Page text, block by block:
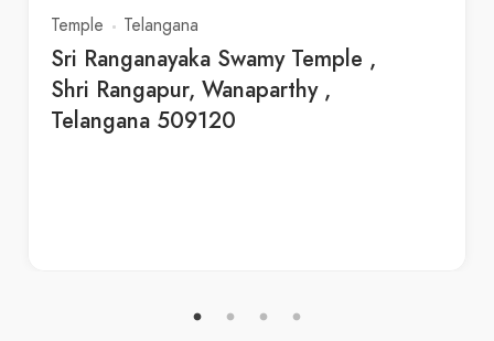
Temple
Telangana
Sri Ranganayaka Swamy Temple ,
Shri Rangapur, Wanaparthy ,
Telangana 509120